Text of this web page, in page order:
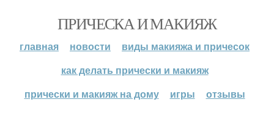
ПРИЧЕСКА И МАКИЯЖ
главная новости
виды макияжа и причесок
как делать прически и макияж
прически и макияж на дому
игры отзывы